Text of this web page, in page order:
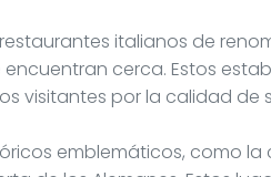
italianos de
encuentran cerca. Estos
visitantes por la calidad de
emblemáticos, como